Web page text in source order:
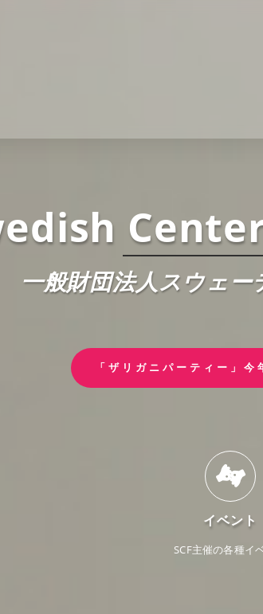
一般財団法人スウェ
「ザリガニパーティー」今
イベント
SCF主催の各種イ